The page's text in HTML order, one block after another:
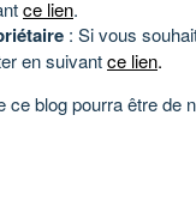
ce lien.
: Si vous
en suivantce lien.
ce blog pourra être de